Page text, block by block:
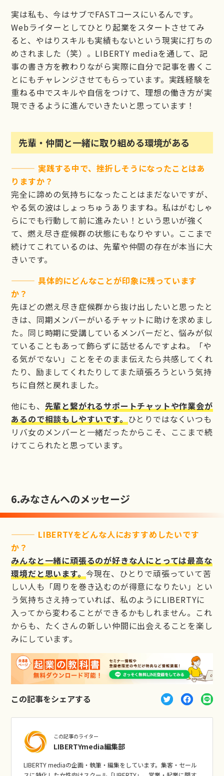
実は私も、今はサブでFASTコースにいるんです。
Webライターとしてひとり起業をスタートさせてみ
ると、やはりスキルも実績もないという現実に打ちの
めされました（笑）。LIBERTY mediaを通して、記
事の書き方を教わりながら実際に自分で記事を書くこ
とにもチャレンジさせてもらっています。実践経験を
重ねる中でスキルや自信をつけて、理想の働き方が実
現できるように進んでいきたいと思っています！
先輩・仲間と一緒に取り組める環境がある
——— 実践する中で、挫折しそうになったことはあ
りますか？
完全に諦めの気持ちになったことはまだないですが、
やる気の波はしょっちゅうありますね。私はがむしゃ
らにでも行動して前に進みたい！という思いが強く
て、燃え尽き症候群の状態にもなりやすい。ここまで
続けてこれているのは、先輩や仲間の存在が本当に大
きいです。
——— 具体的にどんなことが印象に残っています
か？
先ほどの燃え尽き症候群から抜け出したいと思ったと
きは、同期メンバーがいるチャットに助けを求めまし
た。同じ時期に受講しているメンバーだと、悩みが似
ていることもあって飾らずに話せるんですよね。「や
る気がでない」ことをそのまま伝えたら共感してくれ
たり、励ましてくれたりしてまた頑張ろうという気持
ちに自然と戻れました。
他にも、 先輩と繋がれるサポートチャットや作業会が
あるので相談もしやすいです。ひとりではなくいつも
リバ女のメンバーと一緒だったからこそ、ここまで続
けてこられたと思っています。
6.みなさんへのメッセージ
——— LIBERTYをどんな人におすすめしたいです
か？
みんなと一緒に頑張るのが好きな人にとっては最高な
環境だと思います。今現在、ひとりで頑張っていて苦
しい人も「周りを巻き込むのが得意になりたい」とい
う気持ちさえ持っていれば、私のようにLIBERTYに
入ってから変わることができるかもしれません。これ
からも、たくさんの新しい仲間に出会えることを楽し
みにしています。
この記事をシェアする
この記事のライター
LIBERTYmedia編集部
LIBERTY mediaの企画・執筆・編集をしています。集客・セール